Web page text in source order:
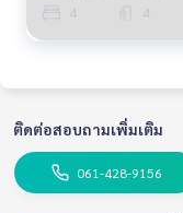
4 4
ติดต่อสอบถามเพิ่มเติม
061-428-9156